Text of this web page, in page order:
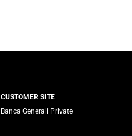
CUSTOMER SITE
Banca Generali Private